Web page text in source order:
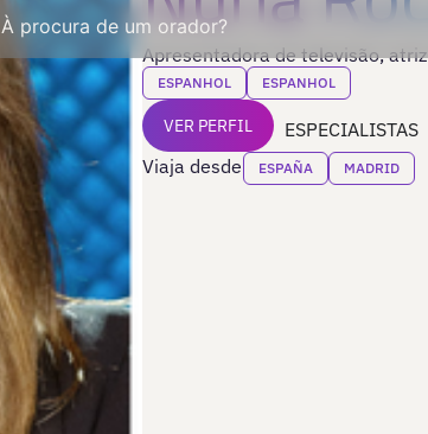
À procura de um orador?
ESPECIALISTAS
Apresentadora de televisão,
ESPANHOL ESPANHOL
VER PERFIL
Viaja desde ESPAÑA MADRID